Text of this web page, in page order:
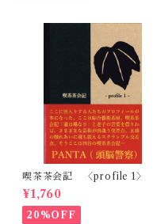
喫茶茶会記 〈profile 1〉
¥1,760
20%OFF